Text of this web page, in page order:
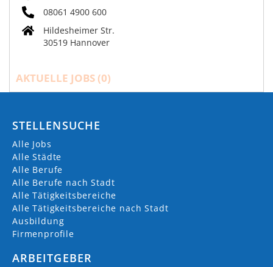
08061 4900 600
Hildesheimer Str.
30519 Hannover
AKTUELLE JOBS (0)
STELLENSUCHE
Alle Jobs
Alle Städte
Alle Berufe
Alle Berufe nach Stadt
Alle Tätigkeitsbereiche
Alle Tätigkeitsbereiche nach Stadt
Ausbildung
Firmenprofile
ARBEITGEBER